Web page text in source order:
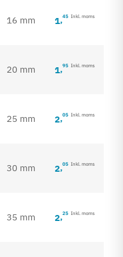
16 mm 1,45 Inkl. moms
20 mm 1,95 Inkl. moms
25 mm 2,05 Inkl. moms
30 mm 2,05 Inkl. moms
35 mm 2,25 Inkl. moms